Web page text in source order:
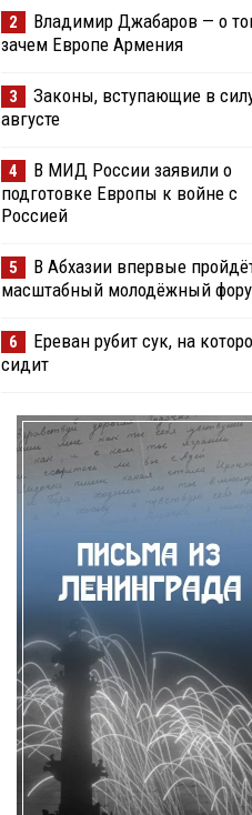
2
Владимир Джабаров — о
зачем Европе Армения
3
Законы, вступающие в
августе
4
В МИД России заявили о
подготовке Европы к войне с
Россией
5
В Абхазии впервые
масштабный молодёжный
6
Ереван рубит сук, на
сидит